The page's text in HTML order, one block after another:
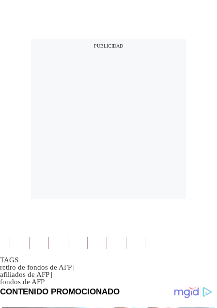
TAGS
retiro de fondos de AFP |
afiliados de AFP |
fondos de AFP